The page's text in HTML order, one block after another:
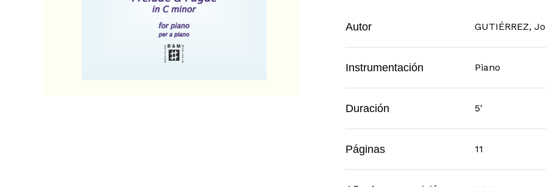
Autor GUTIÉRREZ,
Instrumentación Piano
Duración 5'
Páginas 11